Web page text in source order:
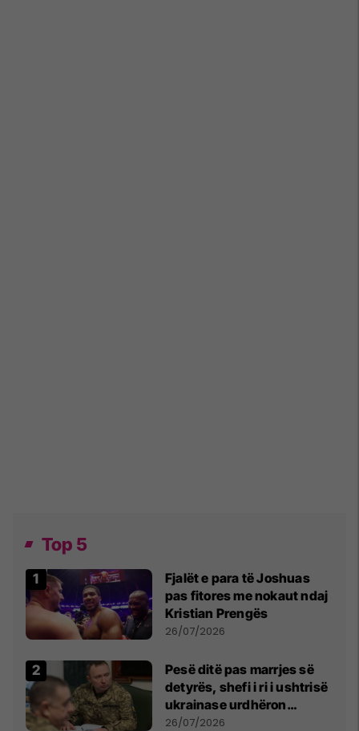
Top 5
Fjalët e para të Joshuas
pas fitores me nokaut ndaj
Kristian Prengës
26/07/2026
Pesë ditë pas marrjes së
detyrës, shefi i ri i ushtrisë
ukrainase urdhëron
kontroll të madh
26/07/2026